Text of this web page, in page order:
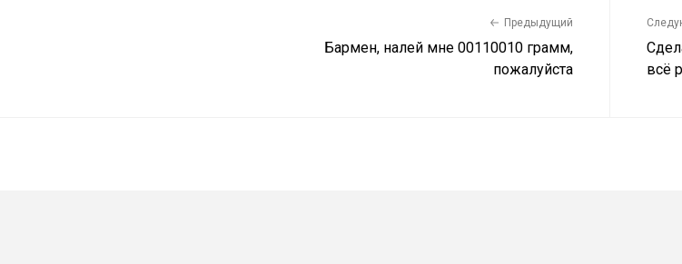
Предыдущий
Бармен, налей мне 00110010 грамм,
пожалуйста
всё